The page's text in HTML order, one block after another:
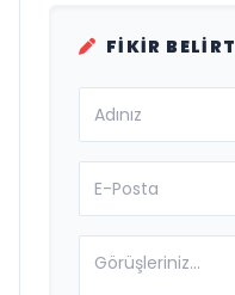
FIKIR BELIRT